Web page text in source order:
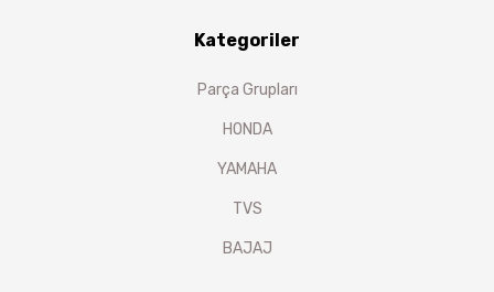
Kategoriler
Parça Grupları
HONDA
YAMAHA
TVS
BAJAJ